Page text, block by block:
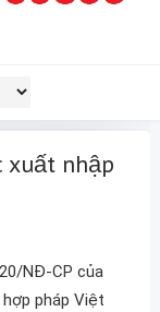
nhập
NĐ-CP của
pháp Việt